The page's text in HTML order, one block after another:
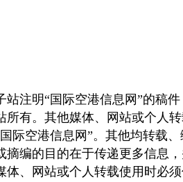
注明“国际空港信息网”的稿件
所有。其他媒体、网站或个人
际空港信息网”。其他均转载
摘编的目的在于传递更多信息
体、网站或个人转载使用时必